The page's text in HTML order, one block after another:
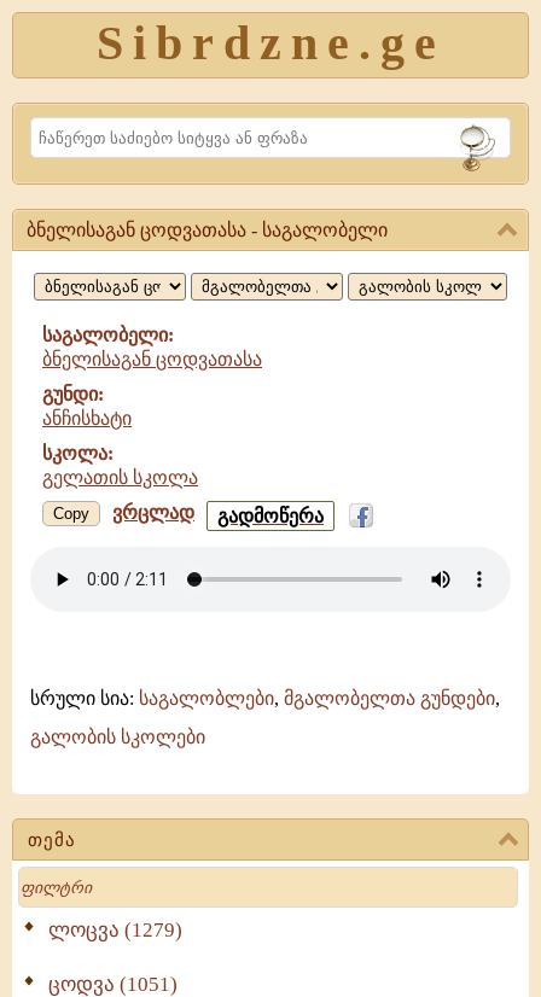
Sibrdzne.ge
Search
თემა
Search
ლოცვა (1279)
ცოდვა (1051)
ბნელისაგან
ცოდვათასა,
საგალობელი
ბნელისაგან ცოდვათასა - საგალობელი
საგალობელი:
ბნელისაგან ცოდვათასა
გუნდი:
ანჩისხატი
სკოლა:
გელათის სკოლა
Copy ვრცლად ბნელისაგან
ცოდვათასა
ანჩისხატი
გადმოწერა
სრული სია: საგალობლები, მგალობელთა გუნდები,
გალობის სკოლები